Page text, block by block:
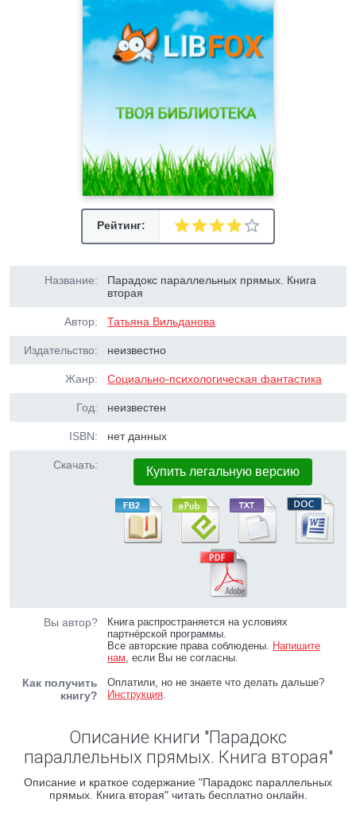
Рейтинг:
Название:
Парадокс параллельных прямых. Книга
вторая
Автор: Татьяна Вильданова
Издательство: неизвестно
Жанр: Социально-психологическая фантастика
Год: неизвестен
ISBN: нет данных
Скачать: Купить легальную версию
Вы автор?
Книга распространяется на условиях
партнёрской программы.
Все авторские права соблюдены. Напишите
нам, если Вы не согласны.
Как получить
книгу?
Оплатили, но не знаете что делать дальше?
Инструкция.
Описание книги "Парадокс
параллельных прямых. Книга вторая"
Описание и краткое содержание "Парадокс параллельных
прямых. Книга вторая" читать бесплатно онлайн.